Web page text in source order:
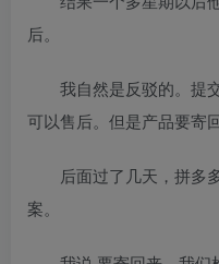
后。
我自然是反驳的。提
可以售后。但是产品要寄回
后面过了几天，拼多
案。